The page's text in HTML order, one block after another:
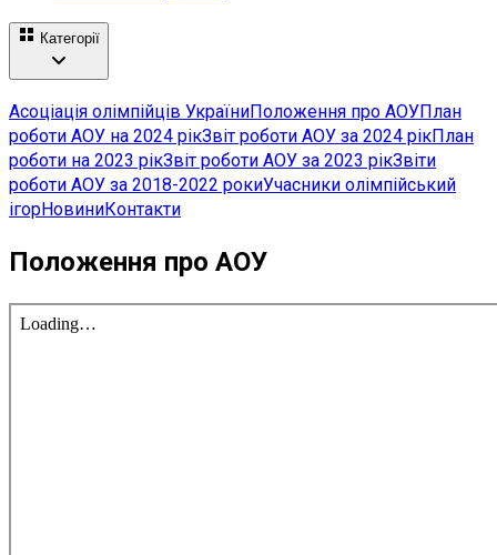
Категорії
Асоціація олімпійців УкраїниПоложення про АОУПлан
роботи АОУ на 2024 рікЗвіт роботи АОУ за 2024 рікПлан
роботи на 2023 рікЗвіт роботи АОУ за 2023 рікЗвіти
роботи АОУ за 2018-2022 рокиУчасники олімпійський
ігорНовиниКонтакти
Положення про АОУ